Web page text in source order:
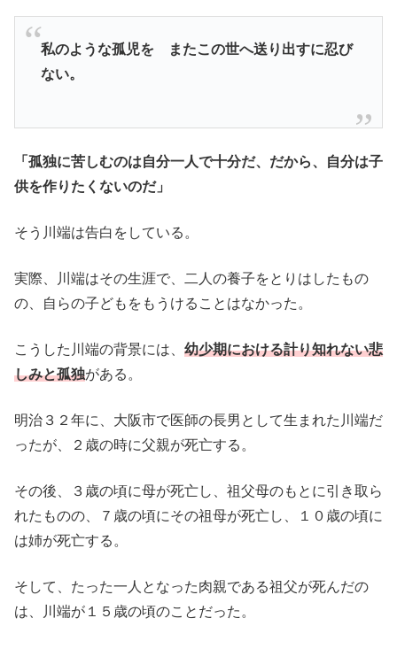
私のような孤児を またこの世へ送り出すに忍び
ない。
「孤独に苦しむのは自分一人で十分だ、だから、自分は子
供を作りたくないのだ」
そう川端は告白をしている。
実際、川端はその生涯で、二人の養子をとりはしたもの
の、自らの子どもをもうけることはなかった。
こうした川端の背景には、 幼少期における計り知れない悲
しみと孤独がある。
明治３２年に、大阪市で医師の長男として生まれた川端だ
ったが、２歳の時に父親が死亡する。
その後、３歳の頃に母が死亡し、祖父母のもとに引き取ら
れたものの、７歳の頃にその祖母が死亡し、１０歳の頃に
は姉が死亡する。
そして、たった一人となった肉親である祖父が死んだの
は、川端が１５歳の頃のことだった。